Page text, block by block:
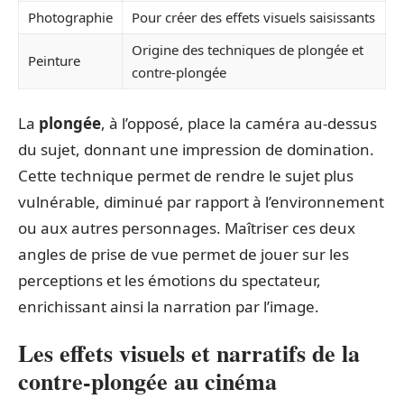
Photographie Pour créer des effets visuels saisissants
Peinture
Origine des techniques de plongée et
contre-plongée
La plongée, à l’opposé, place la caméra au-dessus
du sujet, donnant une impression de domination.
Cette technique permet de rendre le sujet plus
vulnérable, diminué par rapport à l’environnement
ou aux autres personnages. Maîtriser ces deux
angles de prise de vue permet de jouer sur les
perceptions et les émotions du spectateur,
enrichissant ainsi la narration par l’image.
Les effets visuels et narratifs de la
contre-plongée au cinéma